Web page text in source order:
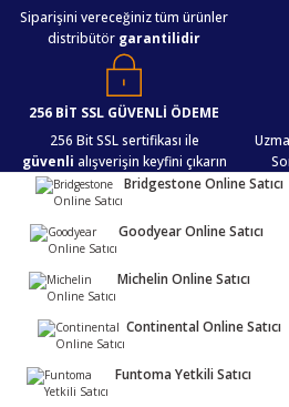
Ürün resmi kalitesiz, bozuk veya
Ürün açıklamasında eksik bilgiler
Ürün bilgilerinde hatalar bulunuyor.
Ürün fiyatı diğer sitelerden daha pahalı.
Bu ürüne benzer farklı alternatifler
Siparişini vereceğiniz tüm ürünler
distribütör garantilidir
256 BİT SSL GÜVENLİ ÖDEME
256 Bit SSL sertifikası ile
güvenli alışverişin keyfini çıkarın
Bridgestone Online Satıcı
Goodyear Online Satıcı
Michelin Online Satıcı
Continental Online Satıcı
Funtoma Yetkili Satıcı